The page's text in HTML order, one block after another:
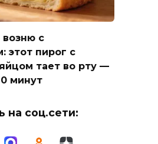
с
этот пирог с
тает во рту —
минут
на соц.сети: